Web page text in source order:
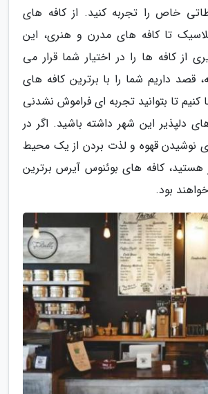
خاص را تجربه کنید. از کافه های
تا کافه های مدرن و هنری، این
از کافه ها را در اختیار شما قرار می
قصد داریم شما را با برترین کافه های
تا بتوانید تجربه ای فراموش نشدنی
دلپذیر این شهر داشته باشید. اگر در
نوشیدن قهوه و لذت بردن از یک محیط
کافه های بوئنوس آیرس برترین
بود.